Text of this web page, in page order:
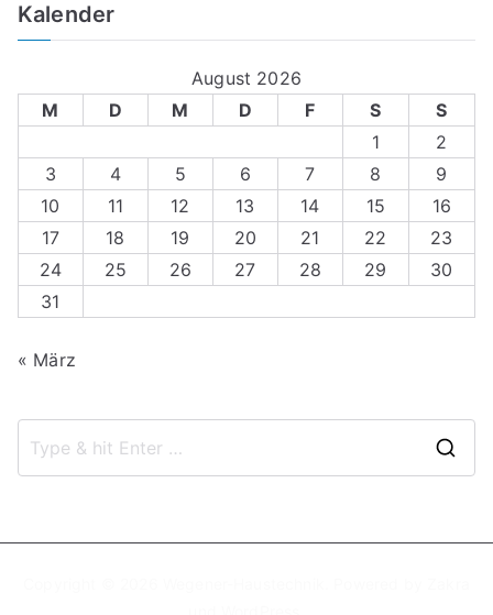
Kalender
August 2026
M
D M D F S
S
1
2
3
4 5 6 7 8
9
10
11 12 13 14 15
16
17
18 19 20 21 22
23
24
25 26 27 28 29
30
31
« März